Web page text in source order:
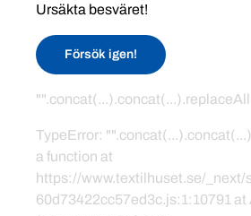
Ursäkta besväret!
Försök igen!
TypeError:
a function at
https://www.textilhuset.se/
60d73422cc57ed3c.js:1:10791 at